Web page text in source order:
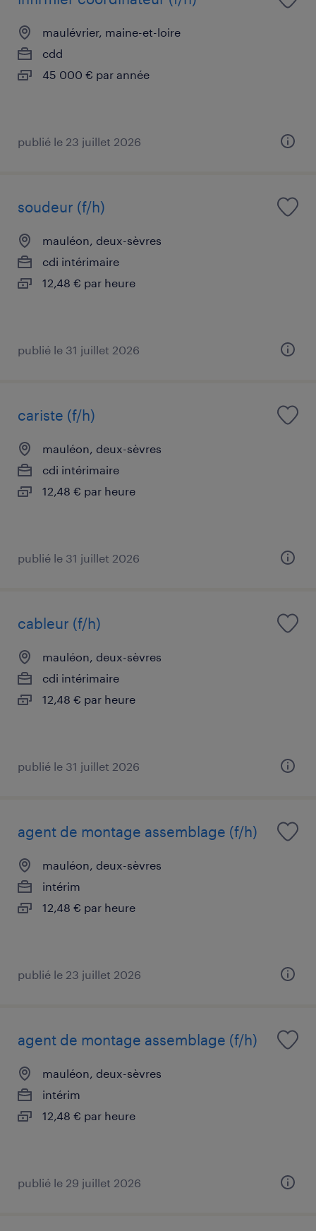
maulévrier, maine-et-loire
cdd
45 000 € par année
publié le 23 juillet 2026
soudeur (f/h)
mauléon, deux-sèvres
cdi intérimaire
12,48 € par heure
publié le 31 juillet 2026
cariste (f/h)
mauléon, deux-sèvres
cdi intérimaire
12,48 € par heure
publié le 31 juillet 2026
cableur (f/h)
mauléon, deux-sèvres
cdi intérimaire
12,48 € par heure
publié le 31 juillet 2026
agent de montage assemblage (f/h)
mauléon, deux-sèvres
intérim
12,48 € par heure
publié le 23 juillet 2026
agent de montage assemblage (f/h)
mauléon, deux-sèvres
intérim
12,48 € par heure
publié le 29 juillet 2026